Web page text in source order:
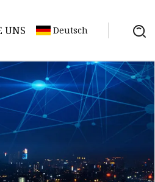
UNS Deutsch